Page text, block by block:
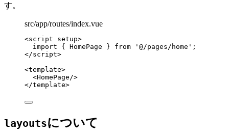
す。
src/app/routes/index.vue
<script setup>
import { HomePage } from ' @/pages/home ' ;
</script>
<template>
<HomePage/>
</template>
layoutsについて